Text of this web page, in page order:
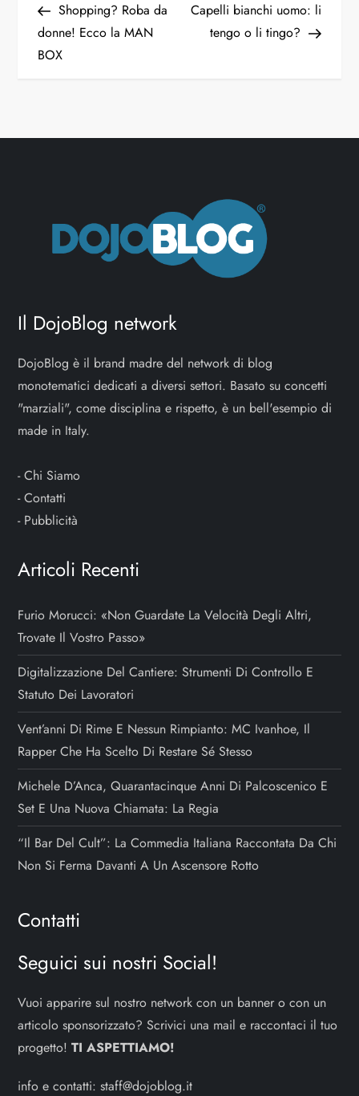
Shopping? Roba da
donne! Ecco la MAN
BOX
Capelli bianchi uomo: li
tengo o li tingo?
Il DojoBlog network
DojoBlog è il brand madre del network di blog
monotematici dedicati a diversi settori. Basato su concetti
"marziali", come disciplina e rispetto, è un bell'esempio di
made in Italy.
-Chi Siamo
-Contatti
- Pubblicità
Articoli Recenti
Furio Morucci: «Non Guardate La Velocità Degli Altri,
Trovate Il Vostro Passo»
Digitalizzazione Del Cantiere: Strumenti Di Controllo E
Statuto Dei Lavoratori
Vent’anni Di Rime E Nessun Rimpianto: MC Ivanhoe, Il
Rapper Che Ha Scelto Di Restare Sé Stesso
Michele D’Anca, Quarantacinque Anni Di Palcoscenico E
Set E Una Nuova Chiamata: La Regia
“Il Bar Del Cult”: La Commedia Italiana Raccontata Da Chi
Non Si Ferma Davanti A Un Ascensore Rotto
Contatti
Seguici sui nostri Social!
Vuoi apparire sul nostro network con un banner o con un
articolo sponsorizzato? Scrivici una mail e raccontaci il tuo
progetto!TI ASPETTIAMO!
info e contatti:staff@dojoblog.it